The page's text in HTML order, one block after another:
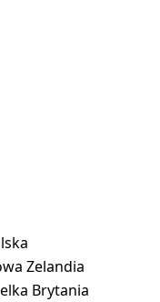
Zelandia
Brytania